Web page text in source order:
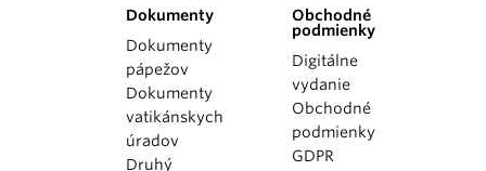
Dokumenty
Dokumenty
pápežov
Dokumenty
vatikánskych
úradov
Druhý
Obchodné
podmienky
Digitálne
vydanie
Obchodné
podmienky
GDPR